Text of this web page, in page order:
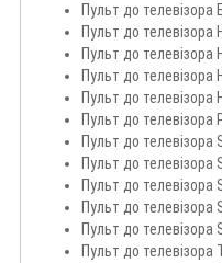
Пульт до телевізора
Пульт до телевізора
Пульт до телевізора
Пульт до телевізора
Пульт до телевізора
Пульт до телевізора
Пульт до телевізора
Пульт до телевізора
Пульт до телевізора
Пульт до телевізора
Пульт до телевізора
Пульт до телевізора